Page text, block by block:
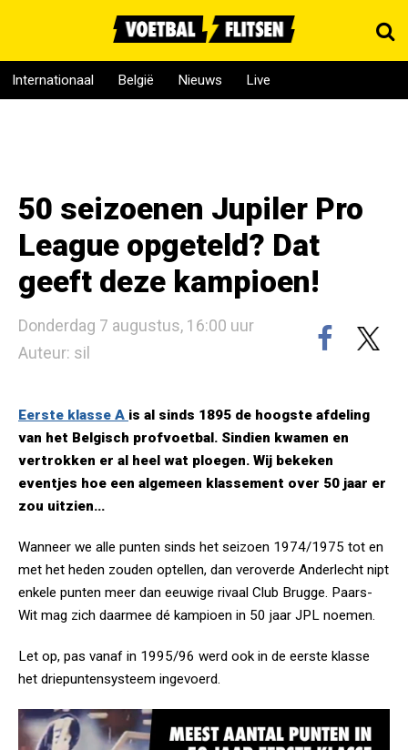
Internationaal België Nieuws Live
50 seizoenen Jupiler Pro
League opgeteld? Dat
geeft deze kampioen!
Donderdag 7 augustus, 16:00 uur
Auteur: sil
Eerste klasse A is al sinds 1895 de hoogste afdeling
van het Belgisch profvoetbal. Sindien kwamen en
vertrokken er al heel wat ploegen. Wij bekeken
eventjes hoe een algemeen klassement over 50 jaar er
zou uitzien...
Wanneer we alle punten sinds het seizoen 1974/1975 tot en
met het heden zouden optellen, dan veroverde Anderlecht nipt
enkele punten meer dan eeuwige rivaal Club Brugge. Paars-
Wit mag zich daarmee dé kampioen in 50 jaar JPL noemen.
Let op, pas vanaf in 1995/96 werd ook in de eerste klasse
het driepuntensysteem ingevoerd.